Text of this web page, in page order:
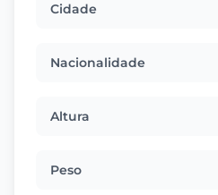
Cidade
Nacionalidade
Altura
Peso